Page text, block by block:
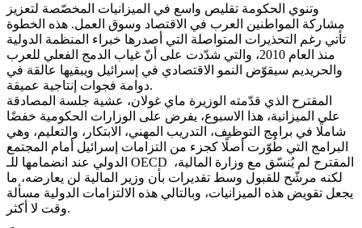
وتنوي الحكومة تقليص واسع في الميزانيات المخصّصة لتعزيز
مشاركة المواطنين العرب في الاقتصاد وسوق العمل. هذه الخطوة
تأتي رغم التحذيرات المتواصلة التي أصدرها خبراء المنظمة الدولية
منذ العام 2010، والتي شدّدت على أنّ غياب الدمج الفعلي للعرب
والحريديم سيقوّض النمو الاقتصادي في إسرائيل ويبقيها عالقة في
دوامة فجوات إنتاجية عميقة.
المقترح الذي قدّمته الوزيرة ماي غولان، عشية جلسة المصادقة
على الميزانية، هذا الاسبوع، يفرض على الوزارات الحكومية خفضًا
شاملًا في برامج التوظيف، التدريب المهني، الابتكار، والتعليم، وهي
البرامج التي طُوّرت أصلًا كجزء من التزامات إسرائيل أمام المجتمع
الدولي عند انضمامها للـ OECD المقترح لم يُنسّق مع وزارة المالية،
لكنه مرشّح للقبول وسط تقديرات بأن وزير المالية لن يعارضه، ما
يجعل تقويض هذه الميزانيات، وبالتالي هذه الالتزامات الدولية مسألة
وقت لا أكثر.